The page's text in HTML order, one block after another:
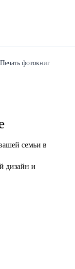
фотокниг
семьи в
дизайн и